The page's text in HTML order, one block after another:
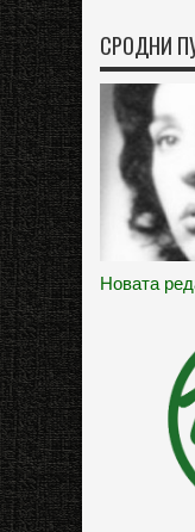
СРОДНИ
Новата